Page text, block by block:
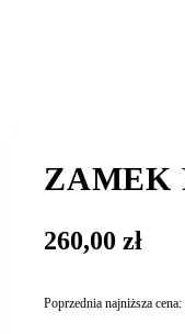
ZAMEK
260,00 zł
Poprzednia najniższa cena: